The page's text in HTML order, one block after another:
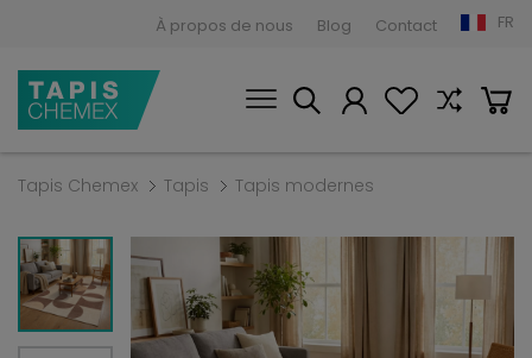
À propos de nous Blog Contact FR
Tapis Chemex Tapis Tapis modernes